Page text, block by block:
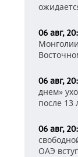
06 авг,
06 авг,
днем»
после 13
06 авг,
ОАЭ